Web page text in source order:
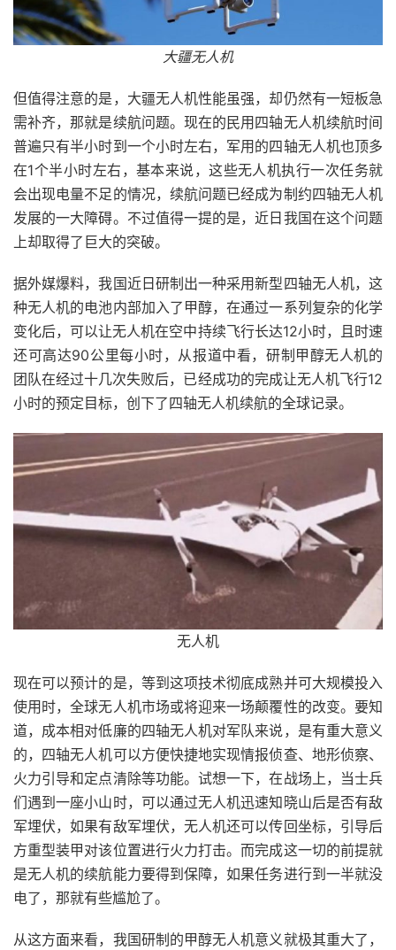
大疆无人机
但值得注意的是，大疆无人机性能虽强，却仍然有一短板急
需补齐，那就是续航问题。现在的民用四轴无人机续航时间
普遍只有半小时到一个小时左右，军用的四轴无人机也顶多
在1个半小时左右，基本来说，这些无人机执行一次任务就
会出现电量不足的情况，续航问题已经成为制约四轴无人机
发展的一大障碍。不过值得一提的是，近日我国在这个问题
上却取得了巨大的突破。
据外媒爆料，我国近日研制出一种采用新型四轴无人机，这
种无人机的电池内部加入了甲醇，在通过一系列复杂的化学
变化后，可以让无人机在空中持续飞行长达12小时，且时速
还可高达90公里每小时，从报道中看，研制甲醇无人机的
团队在经过十几次失败后，已经成功的完成让无人机飞行12
小时的预定目标，创下了四轴无人机续航的全球记录。
无人机
现在可以预计的是，等到这项技术彻底成熟并可大规模投入
使用时，全球无人机市场或将迎来一场颠覆性的改变。要知
道，成本相对低廉的四轴无人机对军队来说，是有重大意义
的，四轴无人机可以方便快捷地实现情报侦查、地形侦察、
火力引导和定点清除等功能。试想一下，在战场上，当士兵
们遇到一座小山时，可以通过无人机迅速知晓山后是否有敌
军埋伏，如果有敌军埋伏，无人机还可以传回坐标，引导后
方重型装甲对该位置进行火力打击。而完成这一切的前提就
是无人机的续航能力要得到保障，如果任务进行到一半就没
电了，那就有些尴尬了。
从这方面来看，我国研制的甲醇无人机意义就极其重大了，